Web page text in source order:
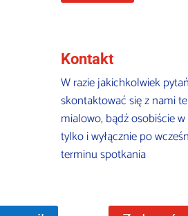
Kontakt
W razie jakichkolwiek
skontaktować się z nami
mialowo, bądź osobiście
tylko i wyłącznie po
terminu spotkania